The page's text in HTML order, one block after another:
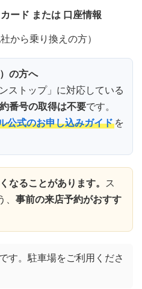
ード または 口座情報
社から乗り換えの方）
の方へ
ストップ」に対応している
番号の取得は不要です。
公式のお申し込みガイド を
なることがあります。 ス
事前の来店予約がおすす
す。駐車場をご利用くださ